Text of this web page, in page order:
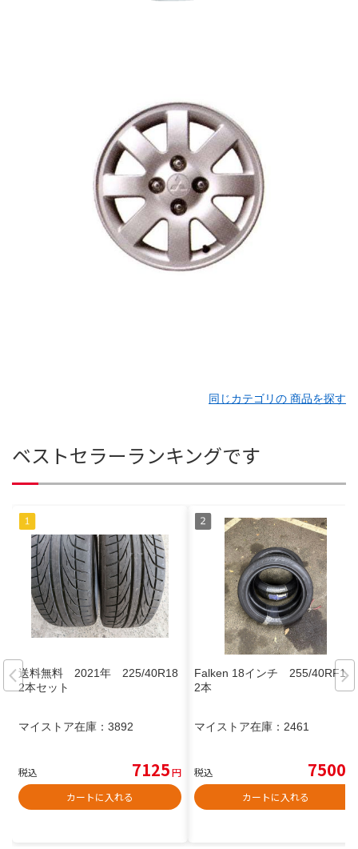
同じカテゴリの 商品を探す
ベストセラーランキングです
送料無料 2021年 225/40R18
2本セット
マイストア在庫： 3892
税込 7125円
カートに入れる
Falken 18インチ 255/40RF18
2本
マイストア在庫： 2461
税込 7500
カートに入れる